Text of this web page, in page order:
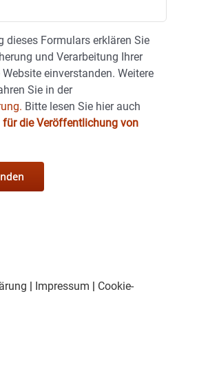
dieses Formulars erklären Sie
und Verarbeitung Ihrer
einverstanden. Weitere
Sie in der
Bitte lesen Sie hier auch
für die Veröffentlichung von
| Impressum | Cookie-